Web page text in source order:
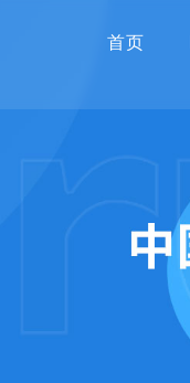
导首页